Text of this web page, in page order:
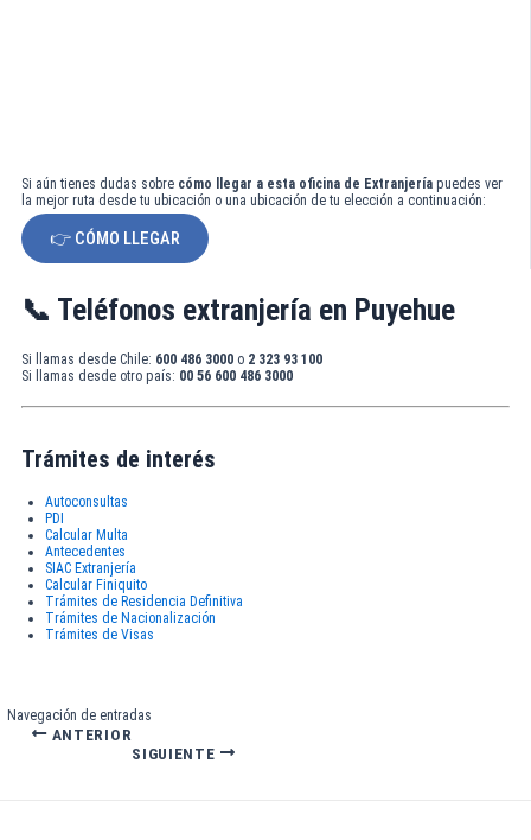
Si aún tienes dudas sobre cómo llegar a esta oficina de Extranjería puedes ver
la mejor ruta desde tu ubicación o una ubicación de tu elección a continuación:
👉 CÓMO LLEGAR
📞 Teléfonos extranjería en Puyehue
Si llamas desde Chile: 600 486 3000 o 2 323 93 100
Si llamas desde otro país: 00 56 600 486 3000
Trámites de interés
Autoconsultas
PDI
Calcular Multa
Antecedentes
SIAC Extranjería
Calcular Finiquito
Trámites de Residencia Definitiva
Trámites de Nacionalización
Trámites de Visas
Navegación de entradas
ANTERIOR
SIGUIENTE